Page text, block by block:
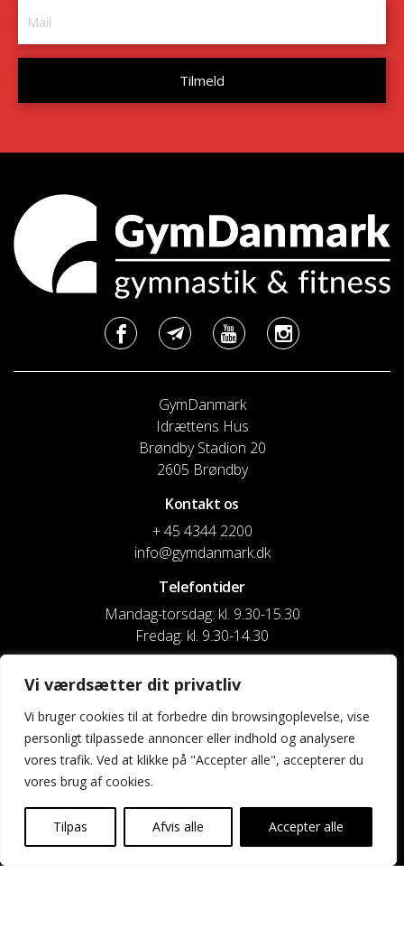
Vi værdsætter dit privatliv
Vi bruger cookies til at forbedre din browsingoplevelse, vise
personligt tilpassede annoncer eller indhold og analysere
vores trafik. Ved at klikke på "Accepter alle", accepterer du
vores brug af cookies.
Tilpas Afvis alle Accepter alle
GymDanmark
Idrættens Hus
Brøndby Stadion 20
2605 Brøndby
Kontakt os
+ 45 4344 2200
info@gymdanmark.dk
Telefontider
Mandag-torsdag: kl. 9.30-15.30
Fredag: kl. 9.30-14.30
CVR nr. 20916818
Reg. & Kontonr.: 4180 3119119022
Privatlivspolitik og cookies
Kontakt os
Kalender